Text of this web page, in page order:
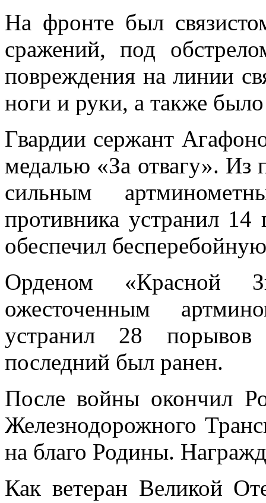
На фронте был
сражений, под
повреждения на линии
ноги и руки, а также
Гвардии сержант
медалью «За отвагу». Из
сильным
противника устранил
обеспечил
Орденом «Красной
ожесточенным
устранил 28
последний был ранен.
После войны окончил
Железнодорожного
на благо Родины.
Как ветеран Великой